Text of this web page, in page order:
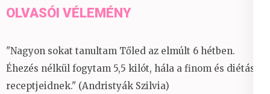
OLVASÓI VÉLEMÉNY
"Nagyon sokat tanultam Tőled az elmúlt 6 hétben.
Éhezés nélkül fogytam 5,5 kilót, hála a finom és diétás
receptjeidnek." (Andristyák Szilvia)